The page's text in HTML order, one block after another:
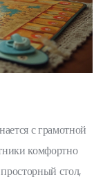
с грамотной
комфортно
стол,